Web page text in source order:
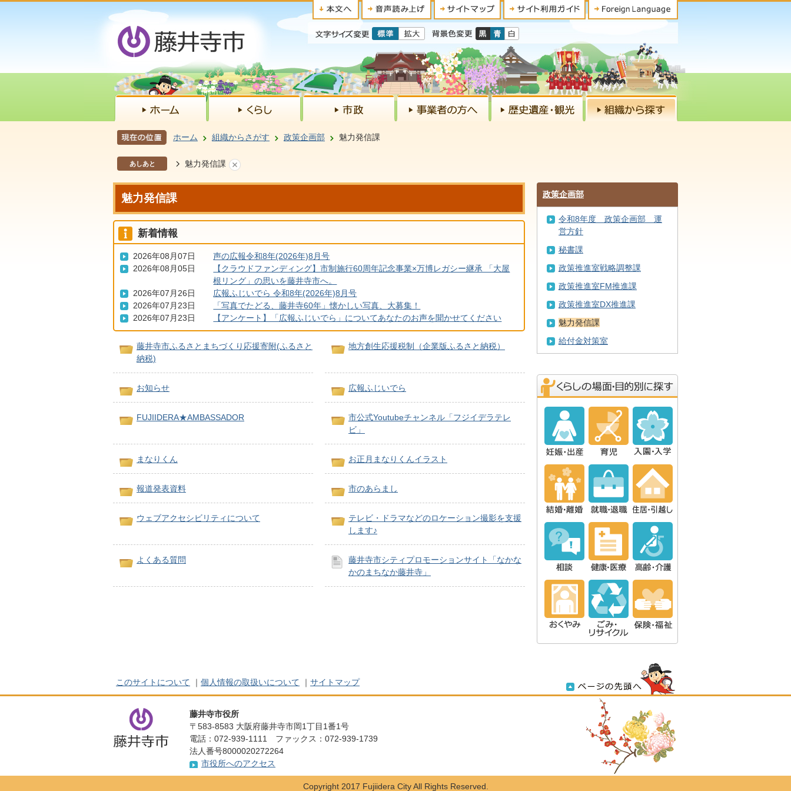
ホーム 組織からさがす 政策企画部 魅力発信課
あしあと 魅力発信課
魅力発信課
新着情報
2026年08月07日
声の広報令和8年(2026年)8月号
2026年08月05日
【クラウドファンディング】市制施行60周年記念事業×万博レガシー継承 「大屋
根リング」の思いを藤井寺市へ。
2026年07月26日
広報ふじいでら 令和8年(2026年)8月号
2026年07月23日
「写真でたどる、藤井寺60年」懐かしい写真、大募集！
2026年07月23日
【アンケート】「広報ふじいでら」についてあなたのお声を聞かせてください
藤井寺市ふるさとまちづくり応援寄附(ふるさと
納税)
地方創生応援税制（企業版ふるさと納税）
お知らせ 広報ふじいでら
FUJIIDERA★AMBASSADOR
市公式Youtubeチャンネル「フジイデラテレ
ビ」
まなりくん お正月まなりくんイラスト
報道発表資料 市のあらまし
ウェブアクセシビリティについて
テレビ・ドラマなどのロケーション撮影を支援
します♪
よくある質問
藤井寺市シティプロモーションサイト「なかな
かのまちなか藤井寺」
政策企画部
令和8年度 政策企画部 運
営方針
秘書課
政策推進室戦略調整課
政策推進室FM推進課
政策推進室DX推進課
魅力発信課
給付金対策室
このサイトについて ｜ 個人情報の取扱いについて ｜ サイトマップ
藤井寺市役所
〒583-8583 大阪府藤井寺市岡1丁目1番1号
電話：072-939-1111 ファックス：072-939-1739
法人番号8000020272264
市役所へのアクセス
Copyright 2017 Fujiidera City All Rights Reserved.